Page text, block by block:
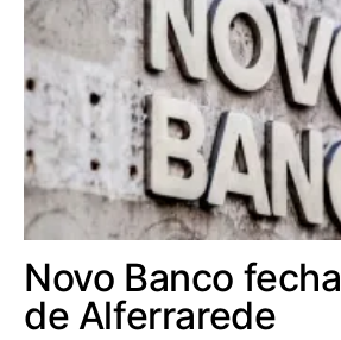
Novo Banco
de Alferrarede